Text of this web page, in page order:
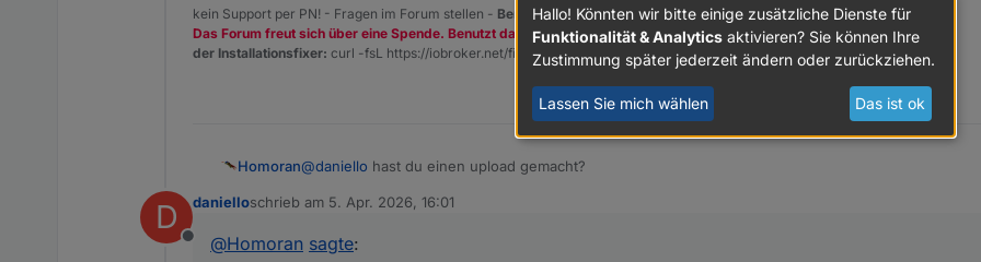
kein Support per PN! - Fragen im Forum stellen - Benutzt das Voting rechts unten im Beitrag wenn er euch geholfen hat.
Das Forum freut sich über eine Spende. Benutzt dazu den Spendenbutton oben rechts. Danke!
der Installationsfixer: curl -fsL https://iobroker.net/fix.sh | bash -
Homoran@daniello hast du einen upload gemacht?
D
Offline
danielloschrieb am 5. Apr. 2026, 16:01
zuletzt editiert von
@Homoran sagte:
Hallo! Könnten wir bitte einige zusätzliche Dienste für
Funktionalität & Analytics aktivieren? Sie können Ihre
Zustimmung später jederzeit ändern oder zurückziehen.
Lassen Sie mich wählen Das ist ok